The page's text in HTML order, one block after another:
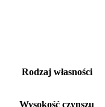
Rodzaj własności
Wysokość czynszu